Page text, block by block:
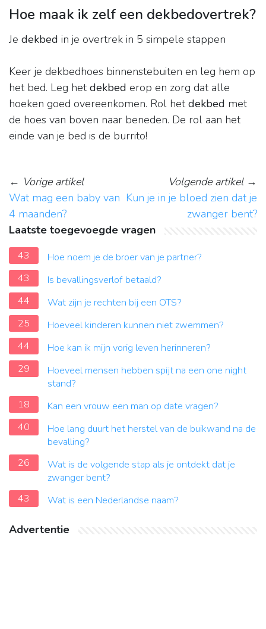
Hoe maak ik zelf een dekbedovertrek?
Je dekbed in je overtrek in 5 simpele stappen
Keer je dekbedhoes binnenstebuiten en leg hem op
het bed. Leg hetdekbed erop en zorg dat alle
hoeken goed overeenkomen. Rol hetdekbed met
de hoes van boven naar beneden. De rol aan het
einde van je bed is de burrito!
← Vorige artikel
Wat mag een baby van
4 maanden?
Volgende artikel→
Kun je in je bloed zien dat je
zwanger bent?
Laatste toegevoegde vragen
43
Hoe noem je de broer van je partner?
43
Is bevallingsverlof betaald?
44
Wat zijn je rechten bij een OTS?
25
Hoeveel kinderen kunnen niet zwemmen?
44
Hoe kan ik mijn vorig leven herinneren?
29
Hoeveel mensen hebben spijt na een one night
stand?
18
Kan een vrouw een man op date vragen?
40
Hoe lang duurt het herstel van de buikwand na de
bevalling?
26
Wat is de volgende stap als je ontdekt dat je
zwanger bent?
43
Wat is een Nederlandse naam?
Advertentie